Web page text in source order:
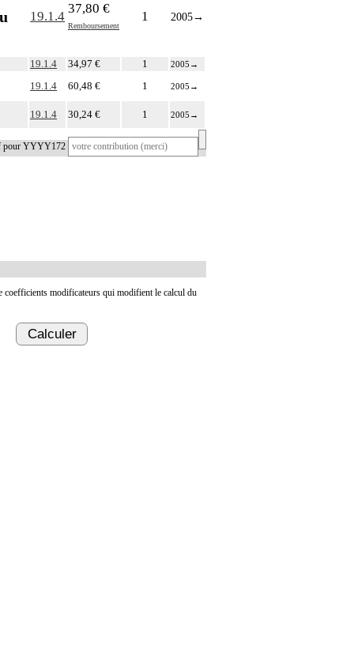
19.1.4
37,80 €
Remboursement
1 2005→
19.1.4 34,97 € 1 2005 →
19.1.4 60,48 € 1 2005 →
19.1.4 30,24 € 1 2005 →
pour YYYY172
coefficients modificateurs qui modifient le calcul du
Calculer